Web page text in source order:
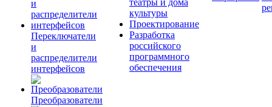
Переключатели
и
распределители
интерфейсов
Преобразователи
театры и дома
культуры
Проектирование
Разработка
российского
программного
обеспечения